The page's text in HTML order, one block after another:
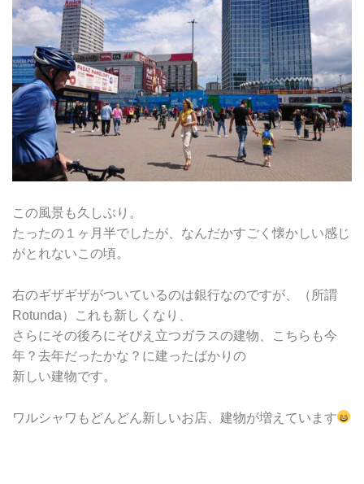
この風景も久しぶり。
たったの１ヶ月半でしたが、なんだかすごく懐かしい感じ
がとれないこの頃。
右のギザギザがついているのは銀行なのですが、（所謂
Rotunda）これも新しくなり、
さらにその後ろにそびえ立つガラスの建物、こちらも今
年？去年だったかな？に建ったばかりの
新しい建物です。
ワルシャワもどんどん新しいお店、建物が増えています